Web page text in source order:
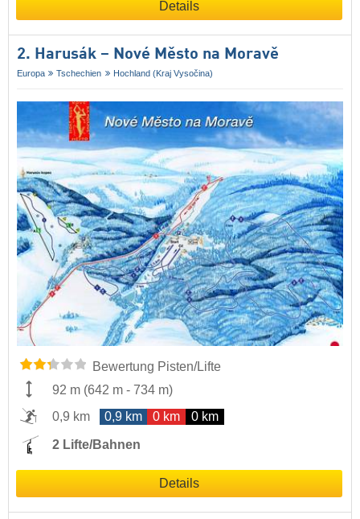
Details
2. Harusák – Nové Město na Moravě
Europa Tschechien Hochland (Kraj Vysočina)
Bewertung Pisten/Lifte
92 m (642 m - 734 m)
0,9 km
0,9 km 0 km 0 km
2 Lifte/Bahnen
Details